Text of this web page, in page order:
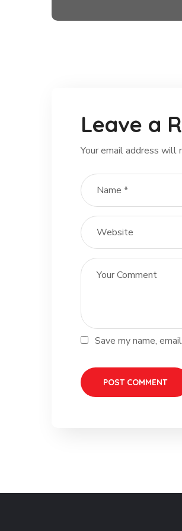
Leave a
Your email address will
Save my name,